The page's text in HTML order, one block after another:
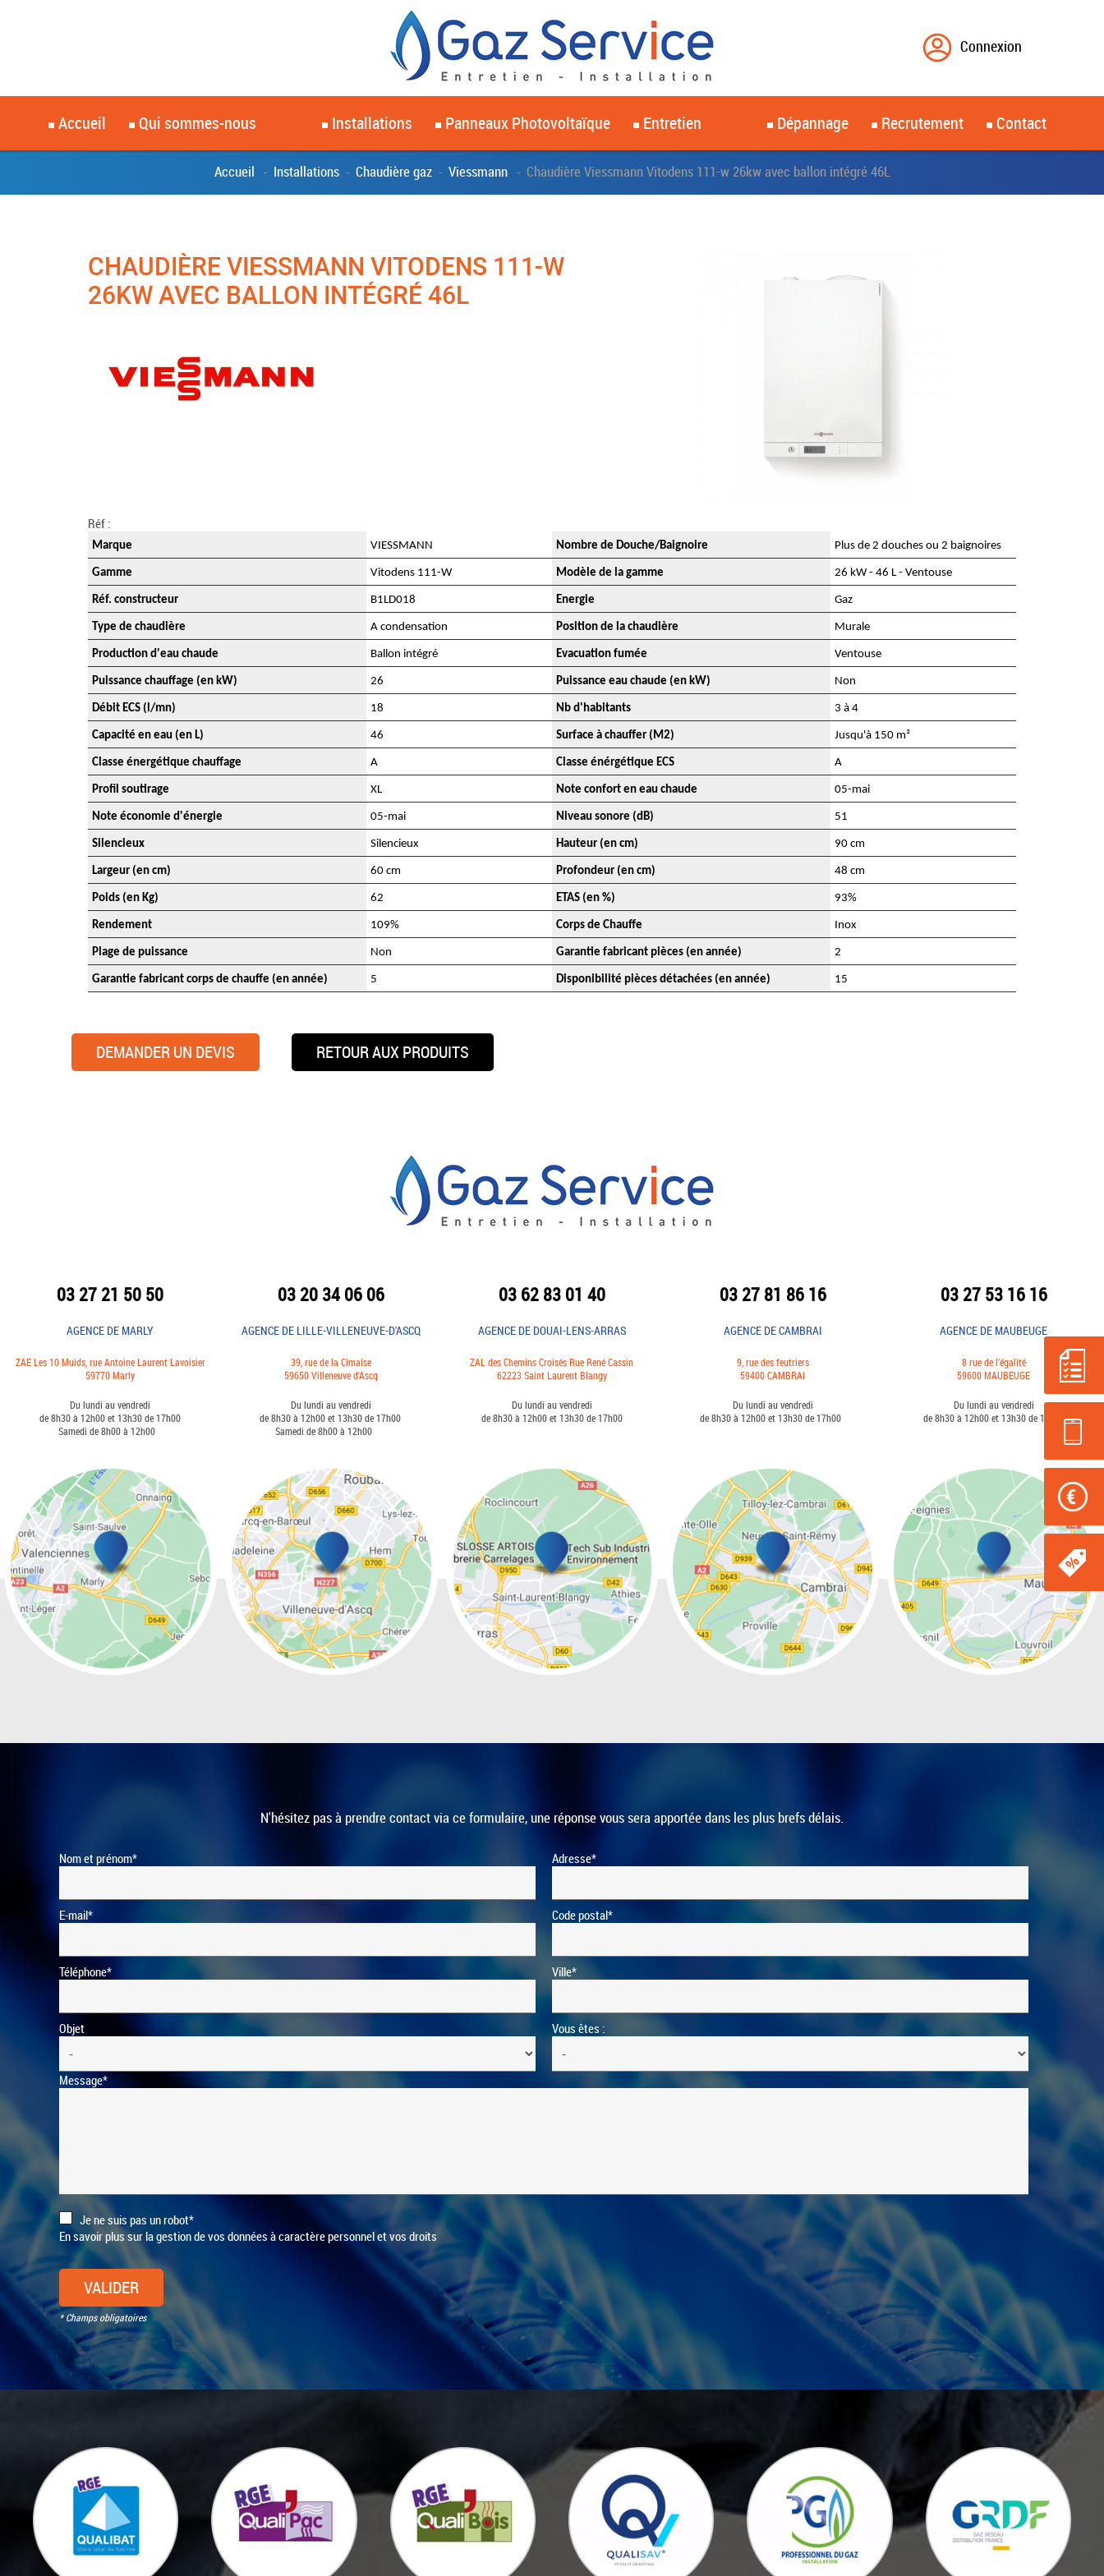
Connexion
Accueil Qui sommes-nous Installations Panneaux Photovoltaïque Entretien Dépannage Recrutement Contact
Accueil - Installations - Chaudière gaz - Viessmann - Chaudière Viessmann Vitodens 111-w 26kw avec ballon intégré 46L
CHAUDIÈRE VIESSMANN VITODENS 111-W
26KW AVEC BALLON INTÉGRÉ 46L
Réf :
Marque VIESSMANN Nombre de Douche/Baignoire Plus de 2 douches ou 2 baignoires
Gamme Vitodens 111-W Modèle de la gamme 26 kW - 46 L - Ventouse
Réf. constructeur B1LD018 Energie Gaz
Type de chaudière A condensation Position de la chaudière Murale
Production d'eau chaude Ballon intégré Evacuation fumée Ventouse
Puissance chauffage (en kW) 26 Puissance eau chaude (en kW) Non
Débit ECS (l/mn) 18 Nb d'habitants 3 à 4
Capacité en eau (en L) 46 Surface à chauffer (M2) Jusqu'à 150 m²
Classe énergétique chauffage A Classe énérgétique ECS A
Profil soutirage XL Note confort en eau chaude 05-mai
Note économie d'énergie 05-mai Niveau sonore (dB) 51
Silencieux Silencieux Hauteur (en cm) 90 cm
Largeur (en cm) 60 cm Profondeur (en cm) 48 cm
Poids (en Kg) 62 ETAS (en %) 93%
Rendement 109% Corps de Chauffe Inox
Plage de puissance Non Garantie fabricant pièces (en année) 2
Garantie fabricant corps de chauffe (en année) 5 Disponibilité pièces détachées (en année) 15
DEMANDER UN DEVIS RETOUR AUX PRODUITS
03 27 21 50 50
AGENCE DE MARLY
ZAE Les 10 Muids, rue Antoine Laurent Lavoisier
59770 Marly
Du lundi au vendredi
de 8h30 à 12h00 et 13h30 de 17h00
Samedi de 8h00 à 12h00
03 20 34 06 06
AGENCE DE LILLE-VILLENEUVE-D'ASCQ
39, rue de la Cimaise
59650 Villeneuve d'Ascq
Du lundi au vendredi
de 8h30 à 12h00 et 13h30 de 17h00
Samedi de 8h00 à 12h00
03 62 83 01 40
AGENCE DE DOUAI-LENS-ARRAS
ZAL des Chemins Croisés Rue René Cassin
62223 Saint Laurent Blangy
Du lundi au vendredi
de 8h30 à 12h00 et 13h30 de 17h00
03 27 81 86 16
AGENCE DE CAMBRAI
9, rue des feutriers
59400 CAMBRAI
Du lundi au vendredi
de 8h30 à 12h00 et 13h30 de 17h00
03 27 53 16 16
AGENCE DE MAUBEUGE
8 rue de l’égalité
59600 MAUBEUGE
Du lundi au vendredi
de 8h30 à 12h00 et 13h30 de 17h00
N'hésitez pas à prendre contact via ce formulaire, une réponse vous sera apportée dans les plus brefs délais.
Nom et prénom*
E-mail*
Téléphone*
Objet
Adresse*
Code postal*
Ville*
Vous êtes :
Message*
Je ne suis pas un robot*
En savoir plus sur la gestion de vos données à caractère personnel et vos droits
VALIDER
* Champs obligatoires